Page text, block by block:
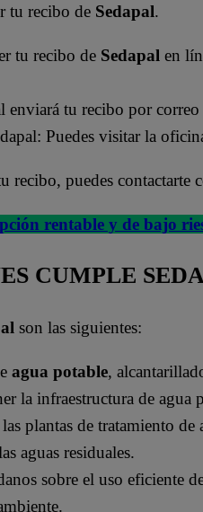
tu recibo de Sedapal.
tu recibo de Sedapal en
enviará tu recibo por
Puedes visitar la
recibo, puedes contactarte
rentable y de bajo
CUMPLE
son las siguientes:
agua potable,
la infraestructura de agua
plantas de tratamiento de
aguas residuales.
sobre el uso eficiente